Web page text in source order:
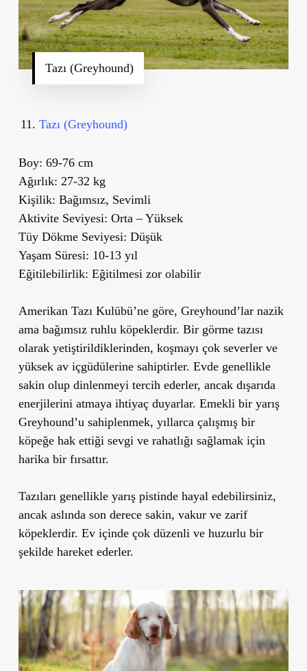
Tazı (Greyhound)
Tazı (Greyhound)
Boy: 69-76 cm
Ağırlık: 27-32 kg
Kişilik: Bağımsız, Sevimli
Aktivite Seviyesi: Orta – Yüksek
Tüy Dökme Seviyesi: Düşük
Yaşam Süresi: 10-13 yıl
Eğitilebilirlik: Eğitilmesi zor olabilir
Amerikan Tazı Kulübü’ne göre, Greyhound’lar nazik
ama bağımsız ruhlu köpeklerdir. Bir görme tazısı
olarak yetiştirildiklerinden, koşmayı çok severler ve
yüksek av içgüdülerine sahiptirler. Evde genellikle
sakin olup dinlenmeyi tercih ederler, ancak dışarıda
enerjilerini atmaya ihtiyaç duyarlar. Emekli bir yarış
Greyhound’u sahiplenmek, yıllarca çalışmış bir
köpeğe hak ettiği sevgi ve rahatlığı sağlamak için
harika bir fırsattır.
Tazıları genellikle yarış pistinde hayal edebilirsiniz,
ancak aslında son derece sakin, vakur ve zarif
köpeklerdir. Ev içinde çok düzenli ve huzurlu bir
şekilde hareket ederler.